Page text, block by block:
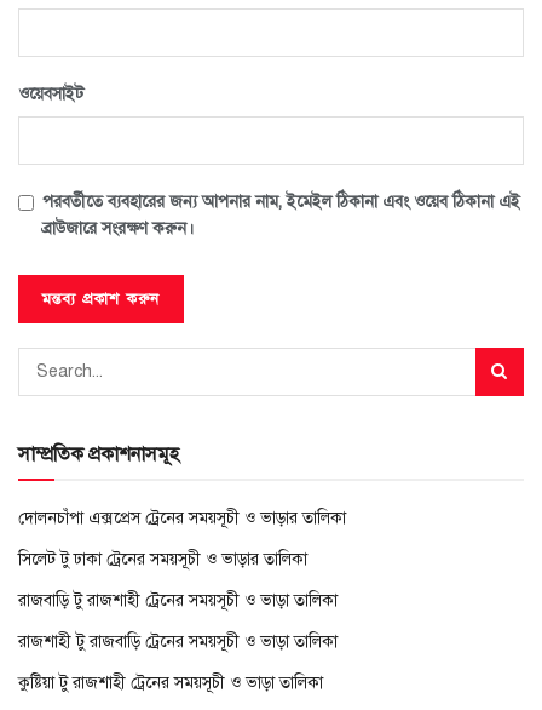
ওয়েবসাইট
পরবর্তীতে ব্যবহারের জন্য আপনার নাম, ইমেইল ঠিকানা এবং ওয়েব ঠিকানা এই
ব্রাউজারে সংরক্ষণ করুন।
সাম্প্রতিক প্রকাশনাসমূহ
দোলনচাঁপা এক্সপ্রেস ট্রেনের সময়সূচী ও ভাড়ার তালিকা
সিলেট টু ঢাকা ট্রেনের সময়সূচী ও ভাড়ার তালিকা
রাজবাড়ি টু রাজশাহী ট্রেনের সময়সূচী ও ভাড়া তালিকা
রাজশাহী টু রাজবাড়ি ট্রেনের সময়সূচী ও ভাড়া তালিকা
কুষ্টিয়া টু রাজশাহী ট্রেনের সময়সূচী ও ভাড়া তালিকা